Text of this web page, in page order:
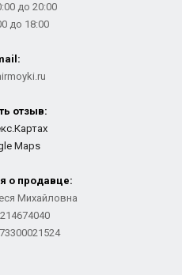
до 20:00
до 18:00
отзыв:
Maps
о продавце:
Михайловна